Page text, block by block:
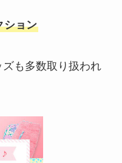
ション
ズも多数取り扱われ